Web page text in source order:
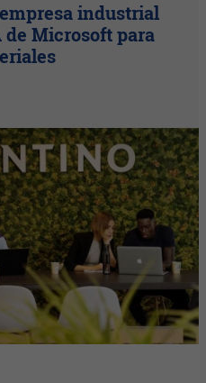
industrial
de Microsoft para